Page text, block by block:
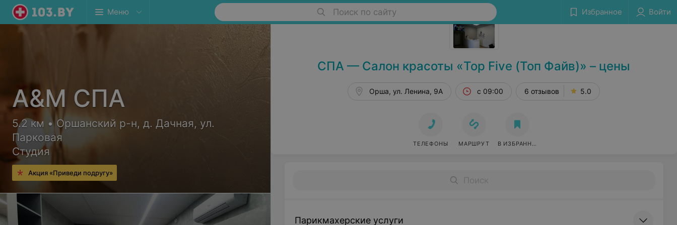
Меню Поиск по сайту Избранное Войти
Салоны красоты в Орше Сообщить об ошибке
СПА — Салон красоты «Top Five (Топ Файв)» – цены
Орша, ул. Ленина, 9А с 09:00 6 отзывов 5.0
ТЕЛЕФОНЫ МАРШРУТ В ИЗБРАННОЕ
Парикмахерские услуги
А&М СПА
5.2 км • Оршанский р-н, д. Дачная, ул.
Парковая
Студия
Акция «Приведи подругу»